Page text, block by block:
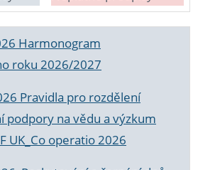
Harmonogram
roku 2026/2027
Pravidla pro rozdělení
podpory na vědu a výzkum
UK_Co operatio 2026